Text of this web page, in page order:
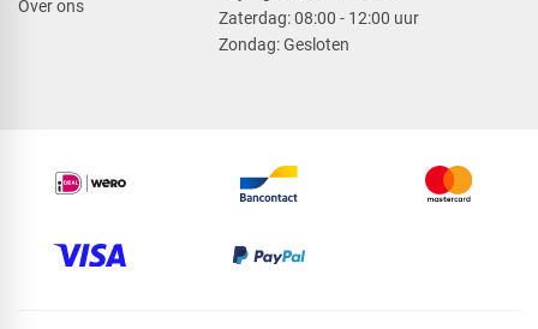
Over ons
​Zaterdag: 08:00 - 12:00 uur
​Zondag: Gesloten